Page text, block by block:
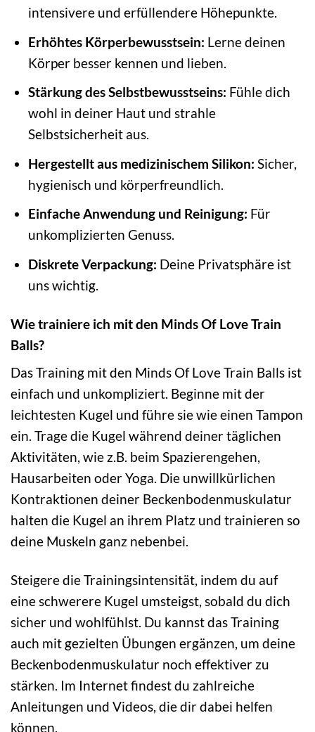
intensivere und erfüllendere Höhepunkte.
Erhöhtes Körperbewusstsein: Lerne deinen
Körper besser kennen und lieben.
Stärkung des Selbstbewusstseins: Fühle dich
wohl in deiner Haut und strahle
Selbstsicherheit aus.
Hergestellt aus medizinischem Silikon: Sicher,
hygienisch und körperfreundlich.
Einfache Anwendung und Reinigung: Für
unkomplizierten Genuss.
Diskrete Verpackung: Deine Privatsphäre ist
uns wichtig.
Wie trainiere ich mit den Minds Of Love Train
Balls?
Das Training mit den Minds Of Love Train Balls ist
einfach und unkompliziert. Beginne mit der
leichtesten Kugel und führe sie wie einen Tampon
ein. Trage die Kugel während deiner täglichen
Aktivitäten, wie z.B. beim Spazierengehen,
Hausarbeiten oder Yoga. Die unwillkürlichen
Kontraktionen deiner Beckenbodenmuskulatur
halten die Kugel an ihrem Platz und trainieren so
deine Muskeln ganz nebenbei.
Steigere die Trainingsintensität, indem du auf
eine schwerere Kugel umsteigst, sobald du dich
sicher und wohlfühlst. Du kannst das Training
auch mit gezielten Übungen ergänzen, um deine
Beckenbodenmuskulatur noch effektiver zu
stärken. Im Internet findest du zahlreiche
Anleitungen und Videos, die dir dabei helfen
können.